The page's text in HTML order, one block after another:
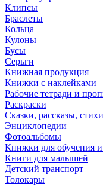
Клипсы
Браслеты
Кольца
Кулоны
Бусы
Серьги
Книжная продукция
Книжки с наклейками
Рабочие тетради и
Раскраски
Сказки, рассказы, стихи
Энциклопедии
Фотоальбомы
Книжки для обучения и
Книги для малышей
Детский транспорт
Толокары